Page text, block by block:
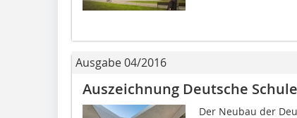
Ausgabe 04/2016
Auszeichnung Deutsche
Der Neubau der